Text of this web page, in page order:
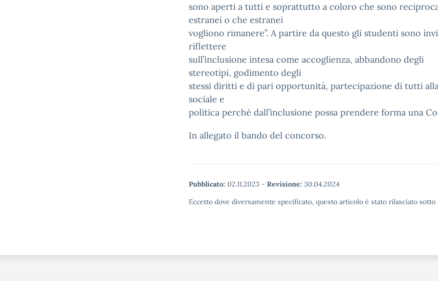
sono aperti a tutti e soprattutto a coloro che sono
estranei o che estranei
vogliono rimanere”. A partire da questo gli studenti sono
riflettere
sull’inclusione intesa come accoglienza, abbandono degli
stereotipi, godimento degli
stessi diritti e di pari opportunità, partecipazione di tutti
sociale e
politica perché dall’inclusione possa prendere forma una
In allegato il bando del concorso.
Pubblicato: 02.11.2023 - Revisione: 30.04.2024
Eccetto dove diversamente specificato, questo articolo è stato rilasciato